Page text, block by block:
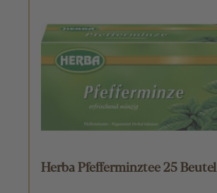
Herba Pfefferminztee 25 Beutel